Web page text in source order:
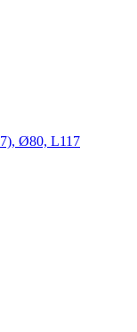
Ø80, L117